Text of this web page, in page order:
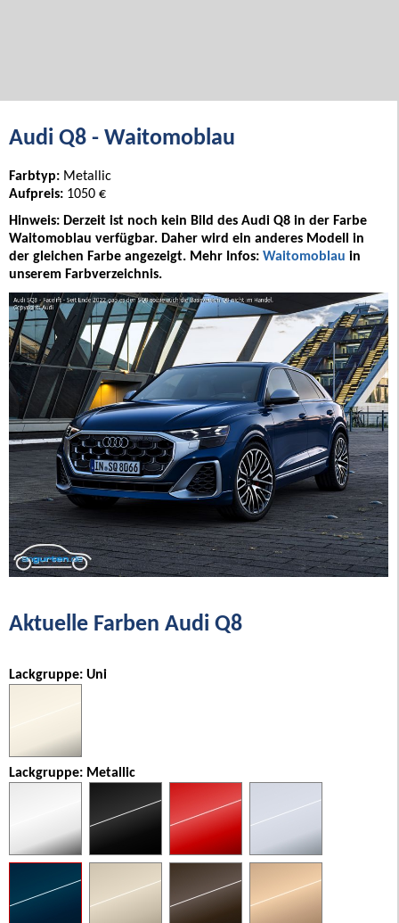
Audi Q8 - Waitomoblau
Farbtyp: Metallic
Aufpreis: 1050 €
Hinweis: Derzeit ist noch kein Bild des Audi Q8 in der Farbe
Waitomoblau verfügbar. Daher wird ein anderes Modell in
der gleichen Farbe angezeigt. Mehr Infos: Waitomoblau in
unserem Farbverzeichnis.
Aktuelle Farben Audi Q8
Lackgruppe: Uni
Lackgruppe: Metallic